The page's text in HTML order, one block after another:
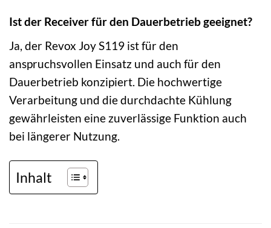
Ist der Receiver für den Dauerbetrieb geeignet?
Ja, der Revox Joy S119 ist für den
anspruchsvollen Einsatz und auch für den
Dauerbetrieb konzipiert. Die hochwertige
Verarbeitung und die durchdachte Kühlung
gewährleisten eine zuverlässige Funktion auch
bei längerer Nutzung.
Inhalt